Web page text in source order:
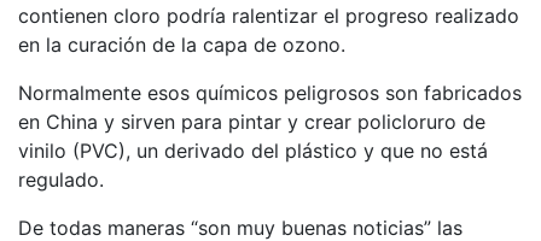
contienen cloro podría ralentizar el progreso realizado
en la curación de la capa de ozono.
Normalmente esos químicos peligrosos son fabricados
en China y sirven para pintar y crear policloruro de
vinilo (PVC), un derivado del plástico y que no está
regulado.
De todas maneras “son muy buenas noticias” las